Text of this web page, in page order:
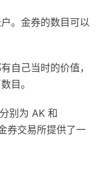
。金券的数目可以
自己当时的价值，
目。
别为 AK 和
券交易所提供了一